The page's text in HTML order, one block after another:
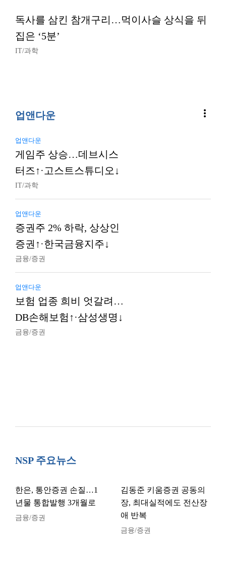
독사를 삼킨 참개구리…먹이사슬 상식을 뒤
집은 ‘5분’
IT/과학
업앤다운 more_vert
업앤다운
게임주 상승…데브시스
터즈↑·고스트스튜디오↓
IT/과학
업앤다운
증권주 2% 하락, 상상인
증권↑·한국금융지주↓
금융/증권
업앤다운
보험 업종 희비 엇갈려…
DB손해보험↑·삼성생명↓
금융/증권
NSP 주요뉴스
한은, 통안증권 손질…1
년물 통합발행 3개월로
금융/증권
김동준 키움증권 공동의
장, 최대실적에도 전산장
애 반복
금융/증권